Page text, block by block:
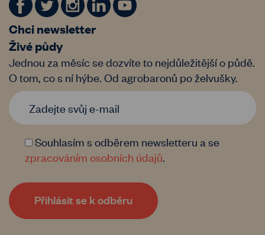
Chci newsletter
Živé půdy
Jednou za měsíc se dozvíte to nejdůležitější o půdě.
O tom, co s ní hýbe. Od agrobaronů po želvušky.
Souhlasím s odběrem newsletteru a se
zpracováním osobních údajů.